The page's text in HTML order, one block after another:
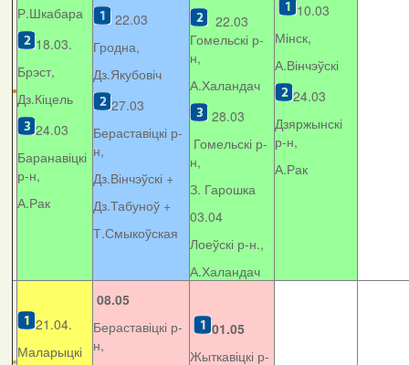
Р.Шкабара
18.03.
Брэст,
Дз.Кіцель
24.03
Баранавіцкі
р-н,
А.Рак
22.03
Гродна,
Дз.Якубовіч
27.03
Бераставіцкі р-
н,
Дз.Вінчэўскі +
Дз.Табуноў +
Т.Смыкоўская
22.03
Гомельскі р-
н,
А.Халандач
28.03
Гомельскі р-
н,
З. Гарошка
03.04
Лоеўскі р-н.,
А.Халандач
10.03
Мінск,
А.Вінчэўскі
24.03
Дзяржынскі
р-н,
А.Рак
21.04.
Маларыцкі
08.05
Бераставіцкі р-
н,
01.05
Жыткавіцкі р-